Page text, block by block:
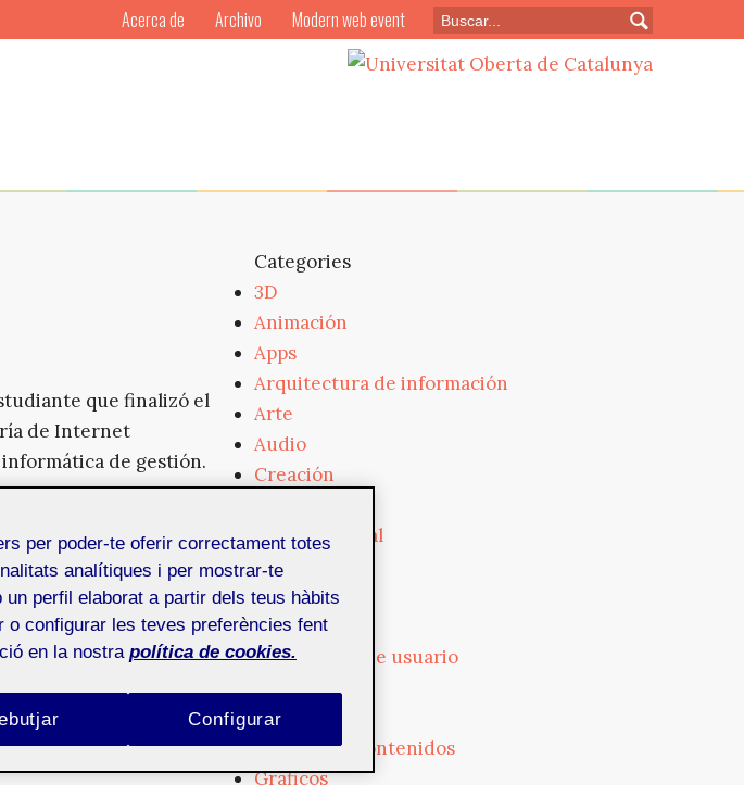
que finalizó el
de Internet
de gestión.
y la tecnología
texto muestra
(o viejas) direcciones
la interactividad.
Categories
3D
Animación
Apps
Arquitectura de información
Arte
Audio
Creación
Cultura digital
Diseño
Dispositivos
Empresa
Experiencia de usuario
Formación
Fotografía
Gestión de contenidos
Gráficos
Acerca de Archivo Modern web event
per poder-te oferir correctament totes
analítiques i per mostrar-te
perfil elaborat a partir dels teus hàbits
o configurar les teves preferències fent
en la nostra política de cookies.
Configurar